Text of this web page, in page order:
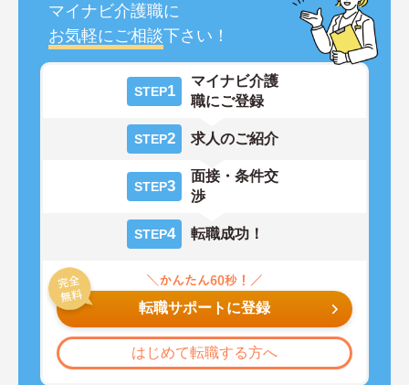
マイナビ介護職に
お気軽にご相談下さい！
STEP1
マイナビ介護
職にご登録
STEP2 求人のご紹介
STEP3
面接・条件交
渉
STEP4 転職成功！
転職サポートに登録
はじめて転職する方へ